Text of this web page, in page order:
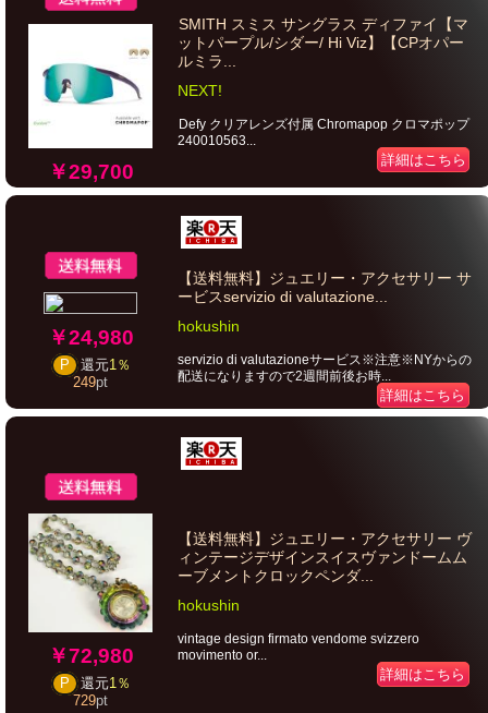
￥29,700
SMITH スミス サングラス ディファイ【マ
ットパープル/シダー/ Hi Viz】【CPオパー
ルミラ...
NEXT!
Defy クリアレンズ付属 Chromapop クロマポップ
240010563...
詳細はこちら
￥24,980
P 還元1％
249pt
【送料無料】ジュエリー・アクセサリー サ
ービスservizio di valutazione...
hokushin
servizio di valutazioneサービス※注意※NYからの
配送になりますので2週間前後お時...
詳細はこちら
￥72,980
P 還元1％
729pt
【送料無料】ジュエリー・アクセサリー ヴ
ィンテージデザインスイスヴァンドームム
ーブメントクロックペンダ...
hokushin
vintage design firmato vendome svizzero
movimento or...
詳細はこちら